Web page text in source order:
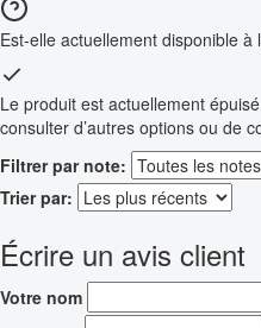
Est-elle actuellement disponible à
Le produit est actuellement
consulter d’autres options ou de
Filtrer par note:
Trier par:
Écrire un avis client
Votre nom